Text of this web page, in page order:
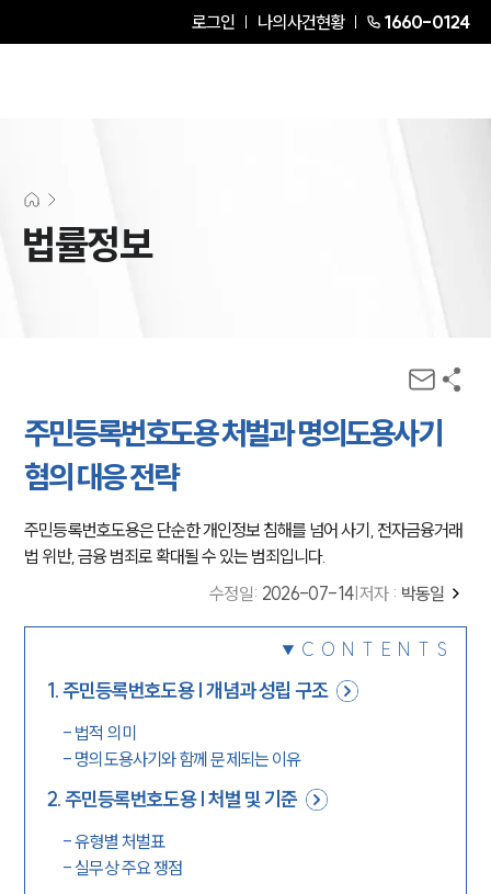
로그인 나의사건현황 1660-0124
법률정보
주민등록번호도용 처벌과 명의도용사기
혐의 대응 전략
주민등록번호도용은 단순한 개인정보 침해를 넘어 사기, 전자금융거래
법 위반, 금융 범죄로 확대될 수 있는 범죄입니다.
수정일: 2026-07-14 저자 : 박동일
CONTENTS
1.주민등록번호도용 | 개념과 성립 구조
- 법적 의미
- 명의도용사기와 함께 문제되는 이유
2.주민등록번호도용 | 처벌 및 기준
-유형별 처벌표
-실무상 주요 쟁점